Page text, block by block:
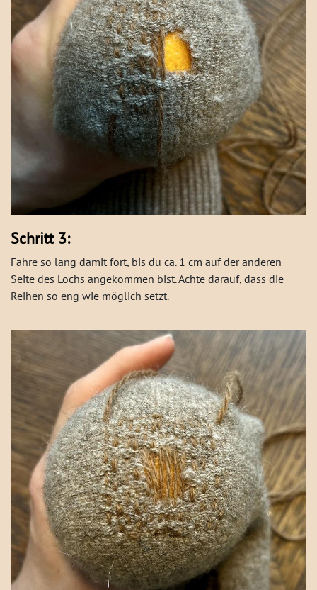
Schritt 3:
Fahre so lang damit fort, bis du ca. 1 cm auf der anderen
Seite des Lochs angekommen bist. Achte darauf, dass die
Reihen so eng wie möglich setzt.